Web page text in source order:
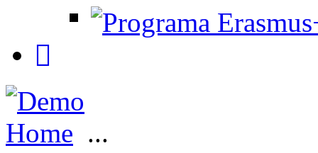
Home ...